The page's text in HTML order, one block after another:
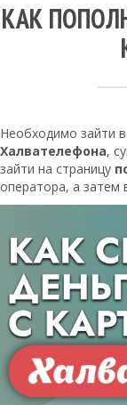
КАК
Необходимо зайти
Халвателефона,
зайти на страницу
оператора, а затем